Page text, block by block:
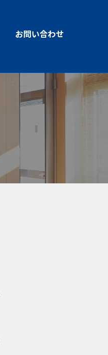
お問い合わせ